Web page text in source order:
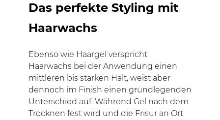
Das perfekte Styling mit
Haarwachs
Ebenso wie Haargel verspricht
Haarwachs bei der Anwendung einen
mittleren bis starken Halt, weist aber
dennoch im Finish einen grundlegenden
Unterschied auf. Während Gel nach dem
Trocknen fest wird und die Frisur an Ort